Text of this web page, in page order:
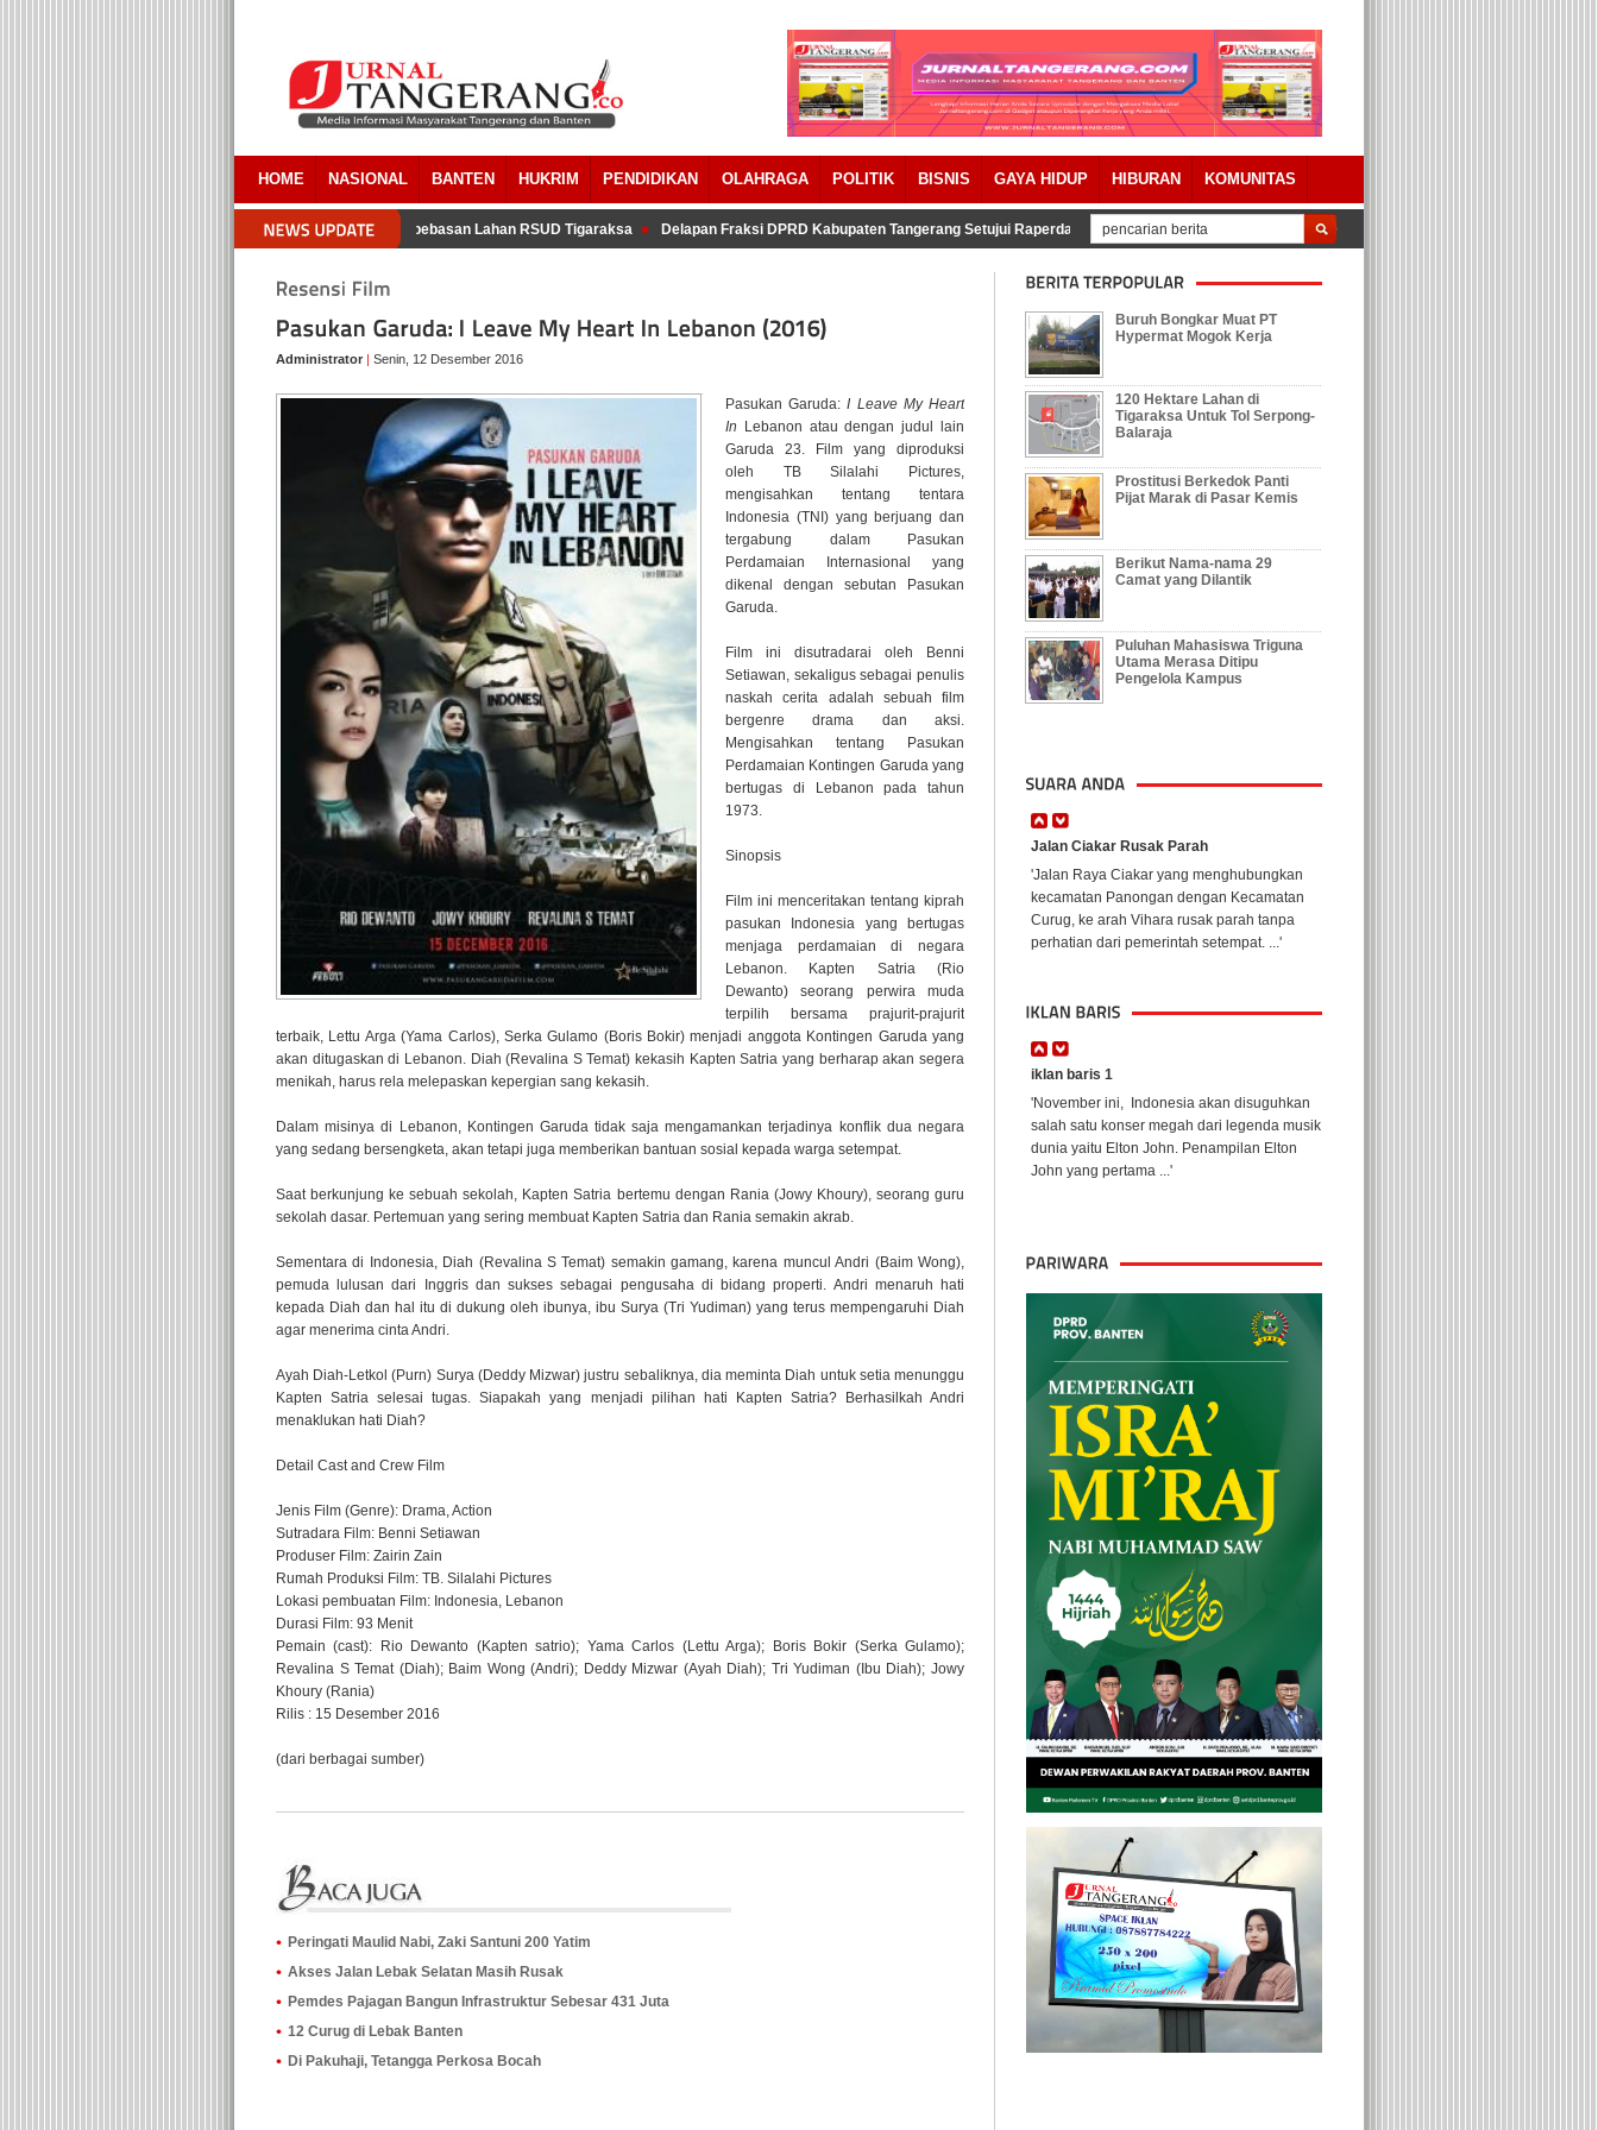
HOME NASIONAL BANTEN HUKRIM PENDIDIKAN OLAHRAGA POLITIK BISNIS GAYA HIDUP HIBURAN KOMUNITAS
Pemkab Tangerang Akui Ada Overlapping Pada Pembebasan Lahan RSUD Tigaraksa Delapan Fraksi DPRD Kabupaten Tangerang Setujui Raperda Pertanggungjawaban APBD 2023 Dengan Catatan
Administrator | Senin, 12 Desember 2016
Pasukan Garuda:I Leave My Heart
In Lebanon atau dengan judul lain
Garuda 23. Film yang diproduksi
oleh TB Silalahi Pictures,
mengisahkan tentang tentara
Indonesia (TNI) yang berjuang dan
tergabung dalam Pasukan
Perdamaian Internasional yang
dikenal dengan sebutan Pasukan
Garuda.
Film ini disutradarai oleh Benni
Setiawan, sekaligus sebagai penulis
naskah cerita adalah sebuah film
bergenre drama dan aksi.
Mengisahkan tentang Pasukan
Perdamaian Kontingen Garuda yang
bertugas di Lebanon pada tahun
1973.
Sinopsis
Film ini menceritakan tentang kiprah
pasukan Indonesia yang bertugas
menjaga perdamaian di negara
Lebanon. Kapten Satria (Rio
Dewanto) seorang perwira muda
terpilih bersama prajurit-prajurit
terbaik, Lettu Arga (Yama Carlos), Serka Gulamo (Boris Bokir) menjadi anggota Kontingen Garuda yang
akan ditugaskan di Lebanon. Diah (Revalina S Temat) kekasih Kapten Satria yang berharap akan segera
menikah, harus rela melepaskan kepergian sang kekasih.
Dalam misinya di Lebanon, Kontingen Garuda tidak saja mengamankan terjadinya konflik dua negara
yang sedang bersengketa, akan tetapi juga memberikan bantuan sosial kepada warga setempat.
Saat berkunjung ke sebuah sekolah, Kapten Satria bertemu dengan Rania (Jowy Khoury), seorang guru
sekolah dasar. Pertemuan yang sering membuat Kapten Satria dan Rania semakin akrab.
Sementara di Indonesia, Diah (Revalina S Temat) semakin gamang, karena muncul Andri (Baim Wong),
pemuda lulusan dari Inggris dan sukses sebagai pengusaha di bidang properti. Andri menaruh hati
kepada Diah dan hal itu di dukung oleh ibunya, ibu Surya (Tri Yudiman) yang terus mempengaruhi Diah
agar menerima cinta Andri.
Ayah Diah-Letkol (Purn) Surya (Deddy Mizwar) justru sebaliknya, dia meminta Diah untuk setia menunggu
Kapten Satria selesai tugas. Siapakah yang menjadi pilihan hati Kapten Satria? Berhasilkah Andri
menaklukan hati Diah?
Detail Cast and Crew Film
Jenis Film (Genre): Drama, Action
Sutradara Film: Benni Setiawan
Produser Film: Zairin Zain
Rumah Produksi Film: TB. Silalahi Pictures
Lokasi pembuatan Film: Indonesia, Lebanon
Durasi Film: 93 Menit
Pemain (cast): Rio Dewanto (Kapten satrio); Yama Carlos (Lettu Arga); Boris Bokir (Serka Gulamo);
Revalina S Temat (Diah); Baim Wong (Andri); Deddy Mizwar (Ayah Diah); Tri Yudiman (Ibu Diah); Jowy
Khoury (Rania)
Rilis : 15 Desember 2016
(dari berbagai sumber)
Peringati Maulid Nabi, Zaki Santuni 200 Yatim
Akses Jalan Lebak Selatan Masih Rusak
Pemdes Pajagan Bangun Infrastruktur Sebesar 431 Juta
12 Curug di Lebak Banten
Di Pakuhaji, Tetangga Perkosa Bocah
Buruh Bongkar Muat PT
Hypermat Mogok Kerja
120 Hektare Lahan di
Tigaraksa Untuk Tol Serpong-
Balaraja
Prostitusi Berkedok Panti
Pijat Marak di Pasar Kemis
Berikut Nama-nama 29
Camat yang Dilantik
Puluhan Mahasiswa Triguna
Utama Merasa Ditipu
Pengelola Kampus
Jalan Ciakar Rusak Parah
'Jalan Raya Ciakar yang menghubungkan
kecamatan Panongan dengan Kecamatan
Curug, ke arah Vihara rusak parah tanpa
perhatian dari pemerintah setempat. ...'
iklan baris 1
'November ini, Indonesia akan disuguhkan
salah satu konser megah dari legenda musik
dunia yaitu Elton John. Penampilan Elton
John yang pertama ...'